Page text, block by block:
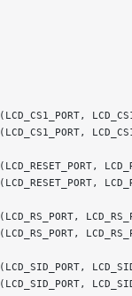
(LCD_CS1_PORT,
(LCD_CS1_PORT,
(LCD_RESET_PORT,
(LCD_RESET_PORT,
(LCD_RS_PORT,
(LCD_RS_PORT,
(LCD_SID_PORT,
(LCD_SID_PORT,